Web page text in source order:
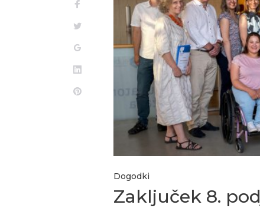
Dogodki
Zaključek 8.